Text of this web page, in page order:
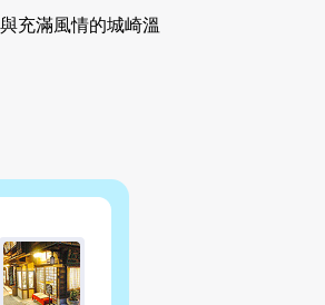
充滿風情的城崎溫